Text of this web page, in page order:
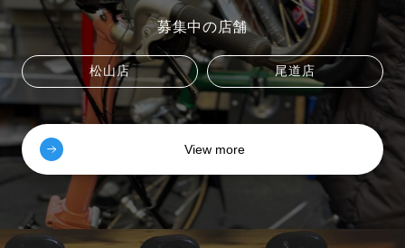
募集中の店舗
松山店 尾道店
View more